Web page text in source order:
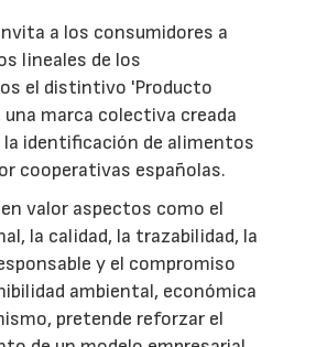
a los consumidores a
lineales de los
el distintivo 'Producto
una marca colectiva creada
identificación de alimentos
cooperativas españolas.
valor aspectos como el
la calidad, la trazabilidad, la
y el compromiso
ambiental, económica
pretende reforzar el